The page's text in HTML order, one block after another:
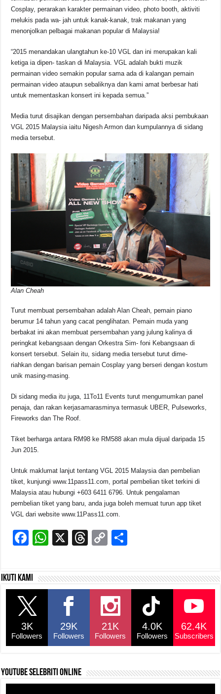
Cosplay, perarakan karakter permainan video, photo booth, aktiviti
melukis pada wa- jah untuk kanak-kanak, trak makanan yang
menonjolkan pelbagai makanan popular di Malaysia!
“2015 menandakan ulangtahun ke-10 VGL dan ini merupakan kali
ketiga ia dipen- taskan di Malaysia. VGL adalah bukti muzik
permainan video semakin popular sama ada di kalangan pemain
permainan video ataupun sebaliknya dan kami amat berbesar hati
untuk mementaskan konsert ini kepada semua.”
Media turut disajikan dengan persembahan daripada aksi pembukaan
VGL 2015 Malaysia iaitu Nigesh Armon dan kumpulannya di sidang
media tersebut.
Alan Cheah
Turut membuat persembahan adalah Alan Cheah, pemain piano
berumur 14 tahun yang cacat penglihatan. Pemain muda yang
berbakat ini akan membuat persembahan yang julung kalinya di
peringkat kebangsaan dengan Orkestra Sim- foni Kebangsaan di
konsert tersebut. Selain itu, sidang media tersebut turut dime-
riahkan dengan barisan pemain Cosplay yang berseri dengan kostum
unik masing-masing.
Di sidang media itu juga, 11To11 Events turut mengumumkan panel
penaja, dan rakan kerjasamarasminya termasuk UBER, Pulseworks,
Fireworks dan The Roof.
Tiket berharga antara RM98 ke RM588 akan mula dijual daripada 15
Jun 2015.
Untuk maklumat lanjut tentang VGL 2015 Malaysia dan pembelian
tiket, kunjungi www.11pass11.com, portal pembelian tiket terkini di
Malaysia atau hubungi +603 6411 6796. Untuk pengalaman
pembelian tiket yang baru, anda juga boleh memuat turun app tiket
VGL dari website www.11Pass11.com.
F
c
e
b
o
o
k
W
s
p
X
T
a
C
y
Li
n
k
e
Ikuti kami
3K
Followers
29K
Followers
21K
Followers
4.0K
Followers
62.4K
Subscribers
YouTube selebriti online